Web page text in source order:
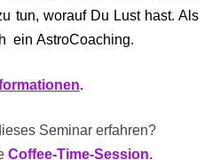
tun, worauf Du Lust hast. Als
ein AstroCoaching.
.
Seminar erfahren?
Coffee-Time-Session.